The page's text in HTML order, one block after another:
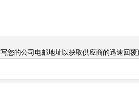
您的公司电邮地址以获取供应商的迅速回覆)